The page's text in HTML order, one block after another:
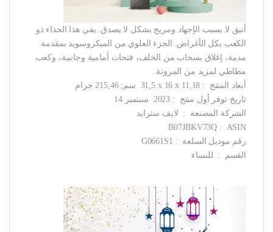
أنيق لا يسبب الإجهاد ومريح بشكل لا يصدق. يفي هذا الحذاء ذو
الكعب بكل الأغراض. الجزء العلوي من الميكروسويد بمقدمة
مدببة، إغلاق بسحاب من الخلف، فتحات أمامية وجانبية، وكعب
مطاطي لمزيد من المرونة.
أبعاد المنتج ‏ : ‎ 31,5 x 16 x 11,18 سم; 215,46 جرام
تاريخ توفر أول منتج ‏ : ‎ 2023 سبتمبر 14
الشركة المصنعة ‏ : ‎ لايف سترايد
ASIN ‏ : ‎ B07JBKV73Q
رقم موديل السلعة ‏ : ‎ G0661S1
القسم ‏ : ‎ للنساء